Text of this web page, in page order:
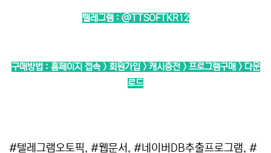
텔레그램 : @TTSOFTKR12
구매방법 : 홈페이지 접속 > 회원가입 > 캐시충전 > 프로그램구매 > 다운
로드
#텔레그램오토픽, #웹문서, #네이버DB추출프로그램, #